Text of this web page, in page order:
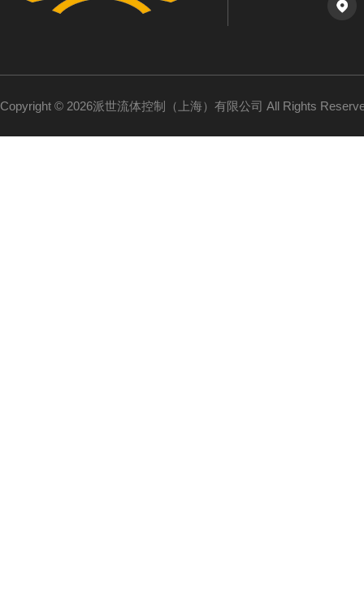
Copyright © 2026派世流体控制（上海）有限公司 All Rights